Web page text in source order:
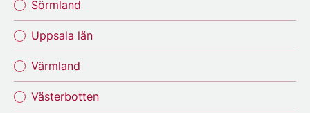
Sörmland
Uppsala län
Värmland
Västerbotten